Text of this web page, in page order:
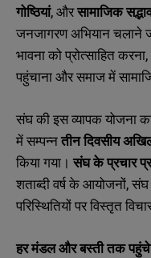
गोष्ठियां, औरसामाजिक
जनजागरण अभियान चलाने
भावना को प्रोत्साहित
पहुंचाना और समाज में
संघ की इस व्यापक योजना
में सम्पन्नतीन दिवसीय
किया गया। संघ के प्रचार
शताब्दी वर्ष के आयोजनों,
परिस्थितियों पर विस्तृत
हर मंडल और बस्ती तक